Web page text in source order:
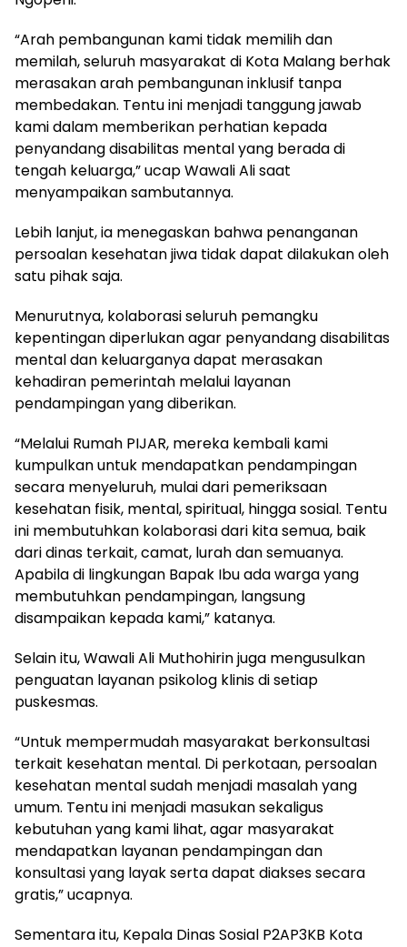
“Arah pembangunan kami tidak memilih dan
memilah, seluruh masyarakat di Kota Malang berhak
merasakan arah pembangunan inklusif tanpa
membedakan. Tentu ini menjadi tanggung jawab
kami dalam memberikan perhatian kepada
penyandang disabilitas mental yang berada di
tengah keluarga,” ucap Wawali Ali saat
menyampaikan sambutannya.
Lebih lanjut, ia menegaskan bahwa penanganan
persoalan kesehatan jiwa tidak dapat dilakukan oleh
satu pihak saja.
Menurutnya, kolaborasi seluruh pemangku
kepentingan diperlukan agar penyandang disabilitas
mental dan keluarganya dapat merasakan
kehadiran pemerintah melalui layanan
pendampingan yang diberikan.
“Melalui Rumah PIJAR, mereka kembali kami
kumpulkan untuk mendapatkan pendampingan
secara menyeluruh, mulai dari pemeriksaan
kesehatan fisik, mental, spiritual, hingga sosial. Tentu
ini membutuhkan kolaborasi dari kita semua, baik
dari dinas terkait, camat, lurah dan semuanya.
Apabila di lingkungan Bapak Ibu ada warga yang
membutuhkan pendampingan, langsung
disampaikan kepada kami,” katanya.
Selain itu, Wawali Ali Muthohirin juga mengusulkan
penguatan layanan psikolog klinis di setiap
puskesmas.
“Untuk mempermudah masyarakat berkonsultasi
terkait kesehatan mental. Di perkotaan, persoalan
kesehatan mental sudah menjadi masalah yang
umum. Tentu ini menjadi masukan sekaligus
kebutuhan yang kami lihat, agar masyarakat
mendapatkan layanan pendampingan dan
konsultasi yang layak serta dapat diakses secara
gratis,” ucapnya.
Sementara itu, Kepala Dinas Sosial P2AP3KB Kota